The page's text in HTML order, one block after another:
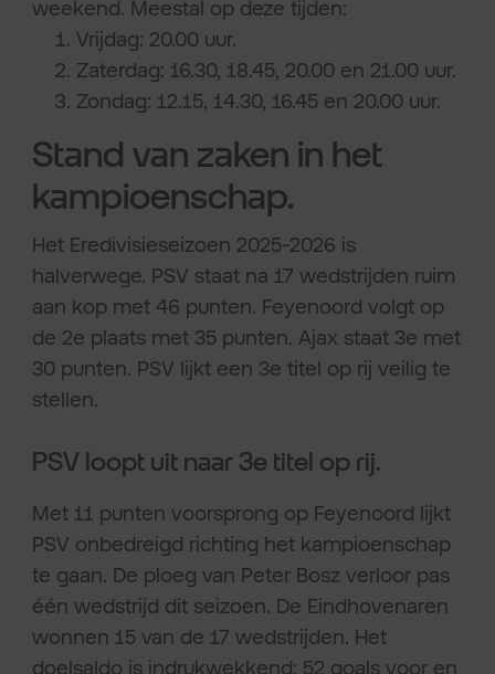
weekend. Meestal op deze tijden:
​​Vrijdag: 20.00 uur.
Zaterdag: 16.30, 18.45, 20.00 en 21.00 uur.
Zondag: 12.15, 14.30, 16.45 en 20.00 uur.
Stand van zaken in het
kampioenschap.
Het Eredivisieseizoen 2025-2026 is
halverwege. PSV staat na 17 wedstrijden ruim
aan kop met 46 punten. Feyenoord volgt op
de 2e plaats met 35 punten. Ajax staat 3e met
30 punten. PSV lijkt een 3e titel op rij veilig te
stellen.
PSV loopt uit naar 3e titel op rij.
Met 11 punten voorsprong op Feyenoord lijkt
PSV onbedreigd richting het kampioenschap
te gaan. De ploeg van Peter Bosz verloor pas
één wedstrijd dit seizoen. De Eindhovenaren
wonnen 15 van de 17 wedstrijden. Het
doelsaldo is indrukwekkend: 52 goals voor en